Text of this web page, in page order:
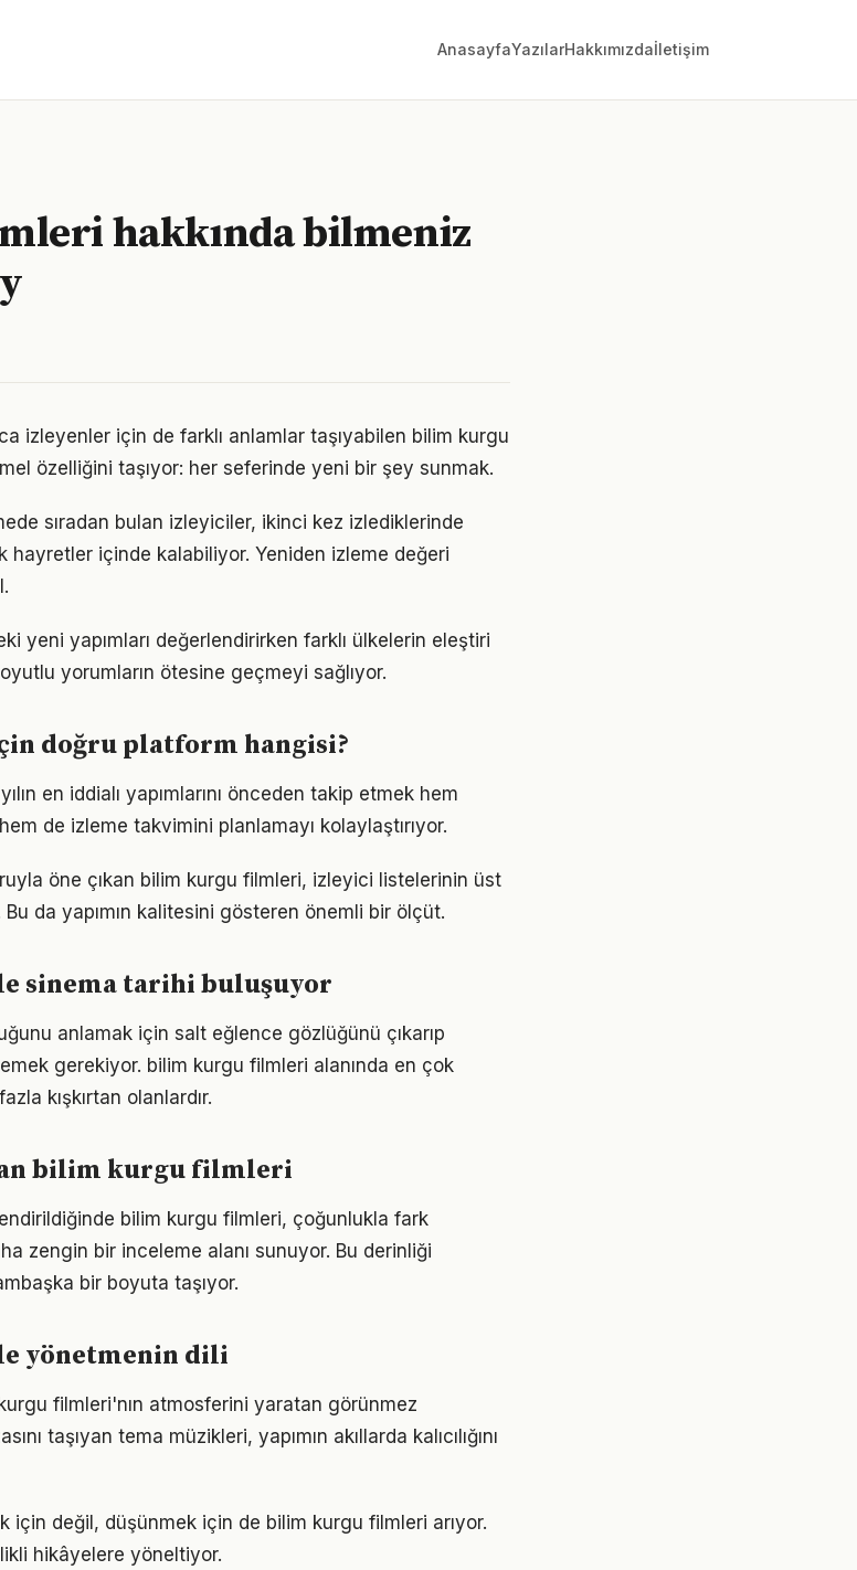
AnasayfaYazılarHakkımızdaİletişim
hakkında bilmeniz
izleyenler için de farklı anlamlar taşıyabilen bilim kurgu
özelliğini taşıyor: her seferinde yeni bir şey sunmak.
sıradan bulan izleyiciler, ikinci kez izlediklerinde
hayretler içinde kalabiliyor. Yeniden izleme değeri
yeni yapımları değerlendirirken farklı ülkelerin eleştiri
yorumların ötesine geçmeyi sağlıyor.
doğru platform hangisi?
en iddialı yapımlarını önceden takip etmek hem
de izleme takvimini planlamayı kolaylaştırıyor.
öne çıkan bilim kurgu filmleri, izleyici listelerinin üst
Bu da yapımın kalitesini gösteren önemli bir ölçüt.
sinema tarihi buluşuyor
anlamak için salt eğlence gözlüğünü çıkarıp
gerekiyor. bilim kurgu filmleri alanında en çok
kışkırtan olanlardır.
bilim kurgu filmleri
bilim kurgu filmleri, çoğunlukla fark
zengin bir inceleme alanı sunuyor. Bu derinliği
bir boyuta taşıyor.
yönetmenin dili
filmleri'nın atmosferini yaratan görünmez
taşıyan tema müzikleri, yapımın akıllarda kalıcılığını
için değil, düşünmek için de bilim kurgu filmleri arıyor.
hikâyelere yöneltiyor.